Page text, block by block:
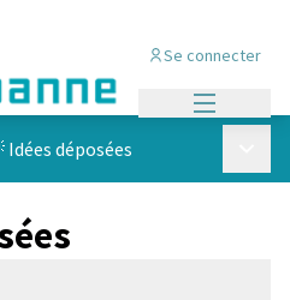
Se connecter
Idées déposées